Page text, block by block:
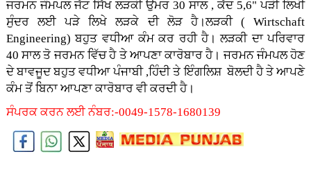
ਜਰਮਨ ਜੰਮਪਲ ਜੱਟ ਸਿੱਖ ਲੜਕੀ ਉਮਰ 30 ਸਾਲ , ਕੱਦ 5,6" ਪੜੀ ਲਿਖੀ
ਸੁੰਦਰ ਲਈ ਪੜੇ ਲਿਖੇ ਲੜਕੇ ਦੀ ਲੋੜ ਹੈ।ਲੜਕੀ ( Wirtschaft
Engineering) ਬਹੁਤ ਵਧੀਆ ਕੰਮ ਕਰ ਰਹੀ ਹੈ। ਲੜਕੀ ਦਾ ਪਰਿਵਾਰ
40 ਸਾਲ ਤੋ ਜਰਮਨ ਵਿੱਚ ਹੈ ਤੇ ਆਪਣਾ ਕਾਰੋਬਾਰ ਹੈ। ਜਰਮਨ ਜੰਮਪਲ ਹੋਣ
ਦੇ ਬਾਵਜੂਦ ਬਹੁਤ ਵਧੀਆ ਪੰਜਾਬੀ ,ਹਿੰਦੀ ਤੇ ਇੰਗਲਿਸ਼ ਬੋਲਦੀ ਹੈ ਤੇ ਆਪਣੇ
ਕੰਮ ਤੋਂ ਬਿਨਾ ਆਪਣਾ ਕਾਰੋਬਾਰ ਵੀ ਕਰਦੀ ਹੈ।
ਸੰਪਰਕ ਕਰਨ ਲਈ ਨੰਬਰ:-0049-1578-1680139